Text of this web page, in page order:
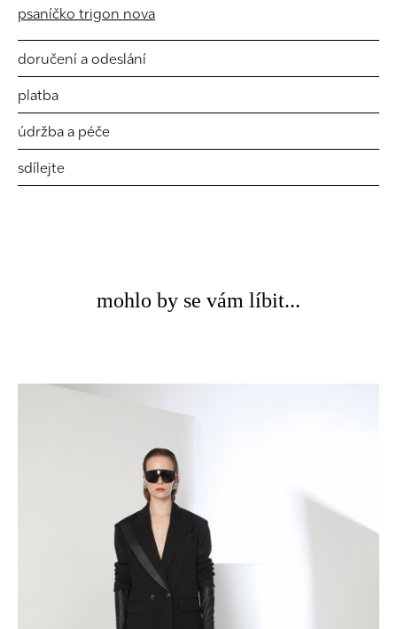
psaníčko trigon nova
doručení a odeslání
platba
údržba a péče
sdílejte
mohlo by se vám líbit...